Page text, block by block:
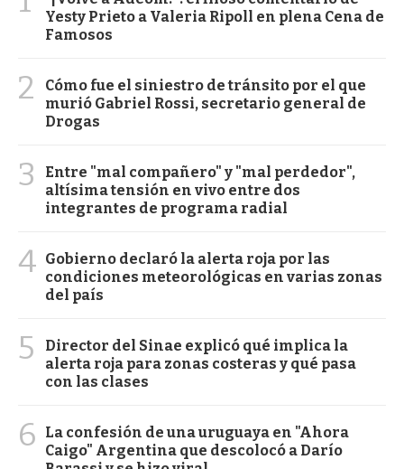
Yesty Prieto a Valeria Ripoll en plena Cena de
Famosos
2
Cómo fue el siniestro de tránsito por el que
murió Gabriel Rossi, secretario general de
Drogas
3
Entre "mal compañero" y "mal perdedor",
altísima tensión en vivo entre dos
integrantes de programa radial
4 Gobierno declaró la alerta roja por las
condiciones meteorológicas en varias zonas
del país
5
Director del Sinae explicó qué implica la
alerta roja para zonas costeras y qué pasa
con las clases
6
La confesión de una uruguaya en "Ahora
Caigo" Argentina que descolocó a Darío